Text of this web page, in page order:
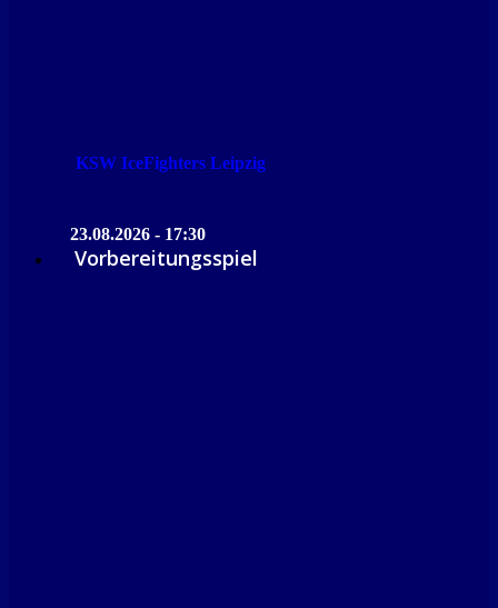
KSW IceFighters Leipzig
23.08.2026 - 17:30
Vorbereitungsspiel